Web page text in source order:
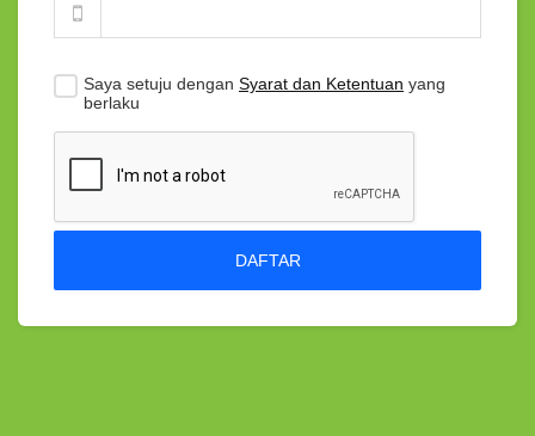
Saya setuju dengan Syarat dan Ketentuan yang
berlaku
DAFTAR